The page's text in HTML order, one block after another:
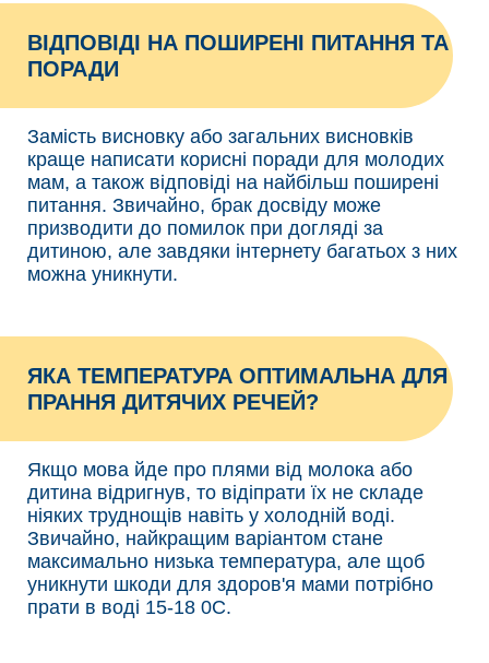
ВІДПОВІДІ НА ПОШИРЕНІ ПИТАННЯ ТА
ПОРАДИ
Замість висновку або загальних висновків
краще написати корисні поради для молодих
мам, а також відповіді на найбільш поширені
питання. Звичайно, брак досвіду може
призводити до помилок при догляді за
дитиною, але завдяки інтернету багатьох з них
можна уникнути.
ЯКА ТЕМПЕРАТУРА ОПТИМАЛЬНА ДЛЯ
ПРАННЯ ДИТЯЧИХ РЕЧЕЙ?
Якщо мова йде про плями від молока або
дитина відригнув, то відіпрати їх не складе
ніяких труднощів навіть у холодній воді.
Звичайно, найкращим варіантом стане
максимально низька температура, але щоб
уникнути шкоди для здоров'я мами потрібно
прати в воді 15-18 0С.